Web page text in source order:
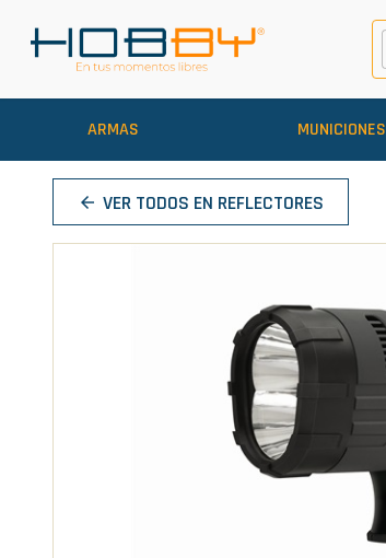
ARMAS MUNICIONES
arrow_back VER TODOS EN REFLECTORES